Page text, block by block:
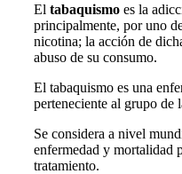
El tabaquismo es la
principalmente, por uno
nicotina; la acción de
abuso de su consumo.
El tabaquismo es una
perteneciente al grupo de
Se considera a nivel
enfermedad y mortalidad
tratamiento.